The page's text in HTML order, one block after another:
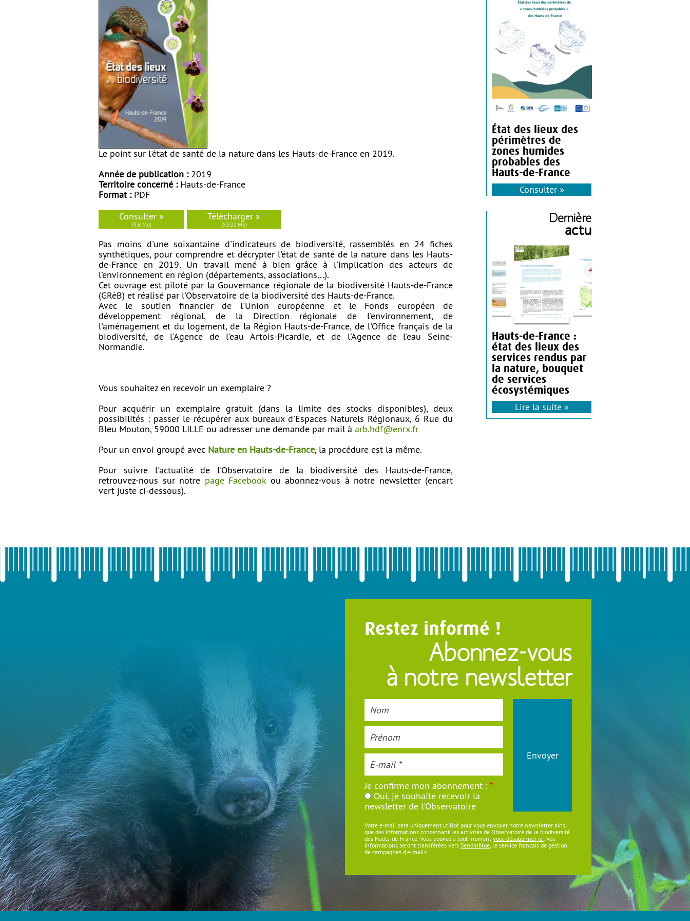
Le point sur l'état de santé de la nature dans les Hauts-de-France en 2019.
Année de publication : 2019
Territoire concerné : Hauts-de-France
Format : PDF
Consulter »
(9.6 Mo)
Télécharger »
(53.02 Mo)
Pas moins d'une soixantaine d'indicateurs de biodiversité, rassemblés en 24 fiches
synthétiques, pour comprendre et décrypter l'état de santé de la nature dans les Hauts-
de-France en 2019. Un travail mené à bien grâce à l'implication des acteurs de
l'environnement en région (départements, associations...).
Cet ouvrage est piloté par la Gouvernance régionale de la biodiversité Hauts-de-France
(GRèB) et réalisé par l'Observatoire de la biodiversité des Hauts-de-France.
Avec le soutien financier de l'Union européenne et le Fonds européen de
développement régional, de la Direction régionale de l'environnement, de
l'aménagement et du logement, de la Région Hauts-de-France, de l'Office français de la
biodiversité, de l'Agence de l'eau Artois-Picardie, et de l'Agence de l'eau Seine-
Normandie.
Vous souhaitez en recevoir un exemplaire ?
Pour acquérir un exemplaire gratuit (dans la limite des stocks disponibles), deux
possibilités : passer le récupérer aux bureaux d'Espaces Naturels Régionaux, 6 Rue du
Bleu Mouton, 59000 LILLE ou adresser une demande par mail à arb.hdf@enrx.fr
Pour un envoi groupé avec Nature en Hauts-de-France, la procédure est la même.
Pour suivre l'actualité de l'Observatoire de la biodiversité des Hauts-de-France,
retrouvez-nous sur notre page Facebookou abonnez-vous à notre newsletter (encart
vert juste ci-dessous).
État des lieux des
périmètres de
zones humides
probables des
Hauts-de-France
Consulter »
Dernière
actu
Hauts-de-France :
état des lieux des
services rendus par
la nature, bouquet
de services
écosystémiques
Lire la suite »
Restez informé !
Abonnez-vous
à notre newsletter
Je confirme mon abonnement : *
Oui, je souhaite recevoir la
newsletter de l'Observatoire
Envoyer
Votre e-mail sera uniquement utilisé pour vous envoyer notre newsletter ainsi
que des informations concernant les activités de Observatoire de la biodiversité
des Hauts-de-France. Vous pouvez à tout moment vous désabonner ici. Vos
informations seront transférées vers Sendinblue, le service français de gestion
de campagnes d'e-mails.